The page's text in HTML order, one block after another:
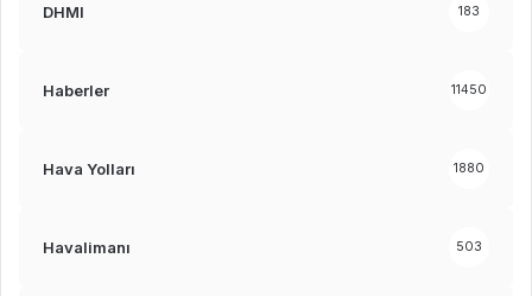
DHMI 183
Haberler 11450
Hava Yolları 1880
Havalimanı 503